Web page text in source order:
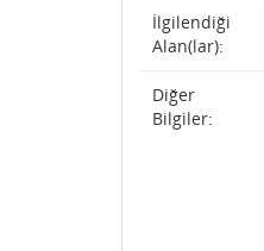
İlgilendiği
Alan(lar):
Diğer
Bilgiler: